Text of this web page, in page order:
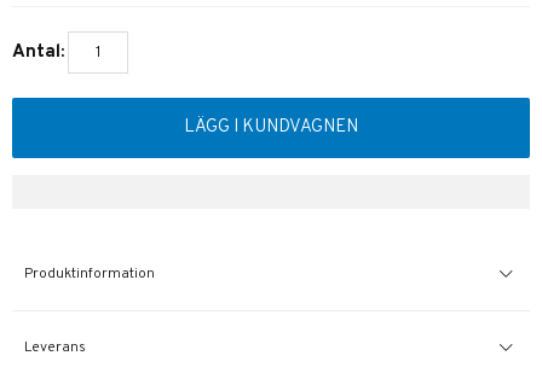
Antal:
LÄGG I KUNDVAGNEN
Produktinformation
Leverans